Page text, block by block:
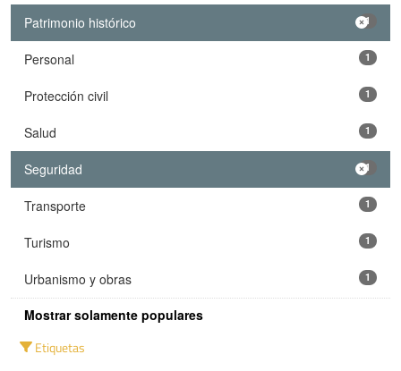
Patrimonio histórico 1
Personal 1
Protección civil 1
Salud 1
Seguridad 1
Transporte 1
Turismo 1
Urbanismo y obras 1
Mostrar solamente populares
Etiquetas